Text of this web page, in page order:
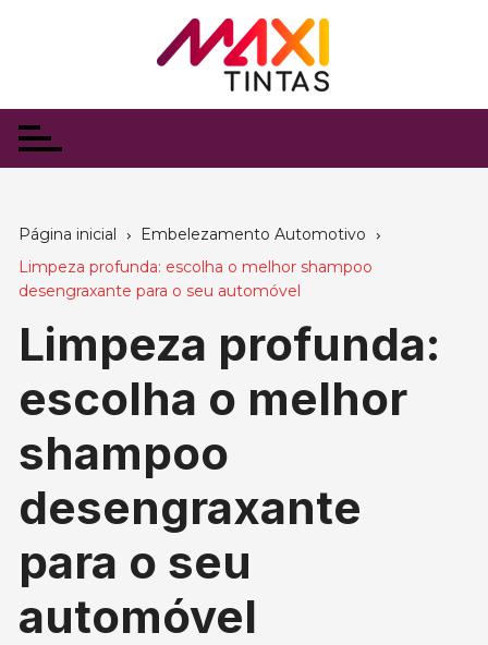
Página inicial
Embelezamento Automotivo
Limpeza profunda: escolha o melhor shampoo
desengraxante para o seu automóvel
Limpeza profunda:
escolha o melhor
shampoo
desengraxante
para o seu
automóvel